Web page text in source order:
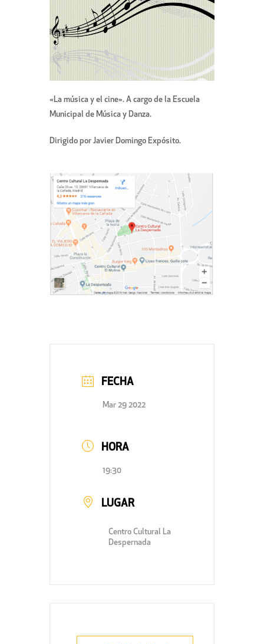
«La música y el cine». A cargo de la Escuela
Municipal de Música y Danza.
Dirigido por Javier Domingo Expósito.
FECHA
Mar 29 2022
HORA
19:30
LUGAR
Centro Cultural La
Despernada